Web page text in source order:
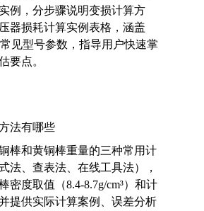
例，分步骤说明变损计算方
器损耗计算实例表格，涵盖
常见型号参数，指导用户快速掌
要点。
法有哪些
棒和黄铜棒重量的三种常用计
法、查表法、在线工具法），
密度取值（8.4-8.7g/cm³）和计
提供实际计算案例、误差分析